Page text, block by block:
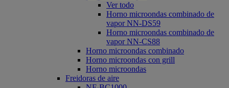
Ver todo
Horno microondas combinado de
vapor NN-DS59
Horno microondas combinado de
vapor NN-CS88
Horno microondas combinado
Horno microondas con grill
Horno microondas
Freidoras de aire